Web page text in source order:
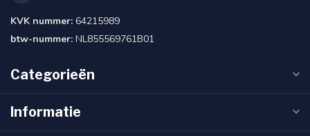
KVK nummer: 64215989
btw-nummer: NL855569761B01
Categorieën
Informatie